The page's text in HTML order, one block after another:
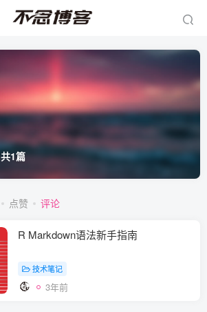
共1篇
点赞 评论
R Markdown语法新手指南
技术笔记
3年前